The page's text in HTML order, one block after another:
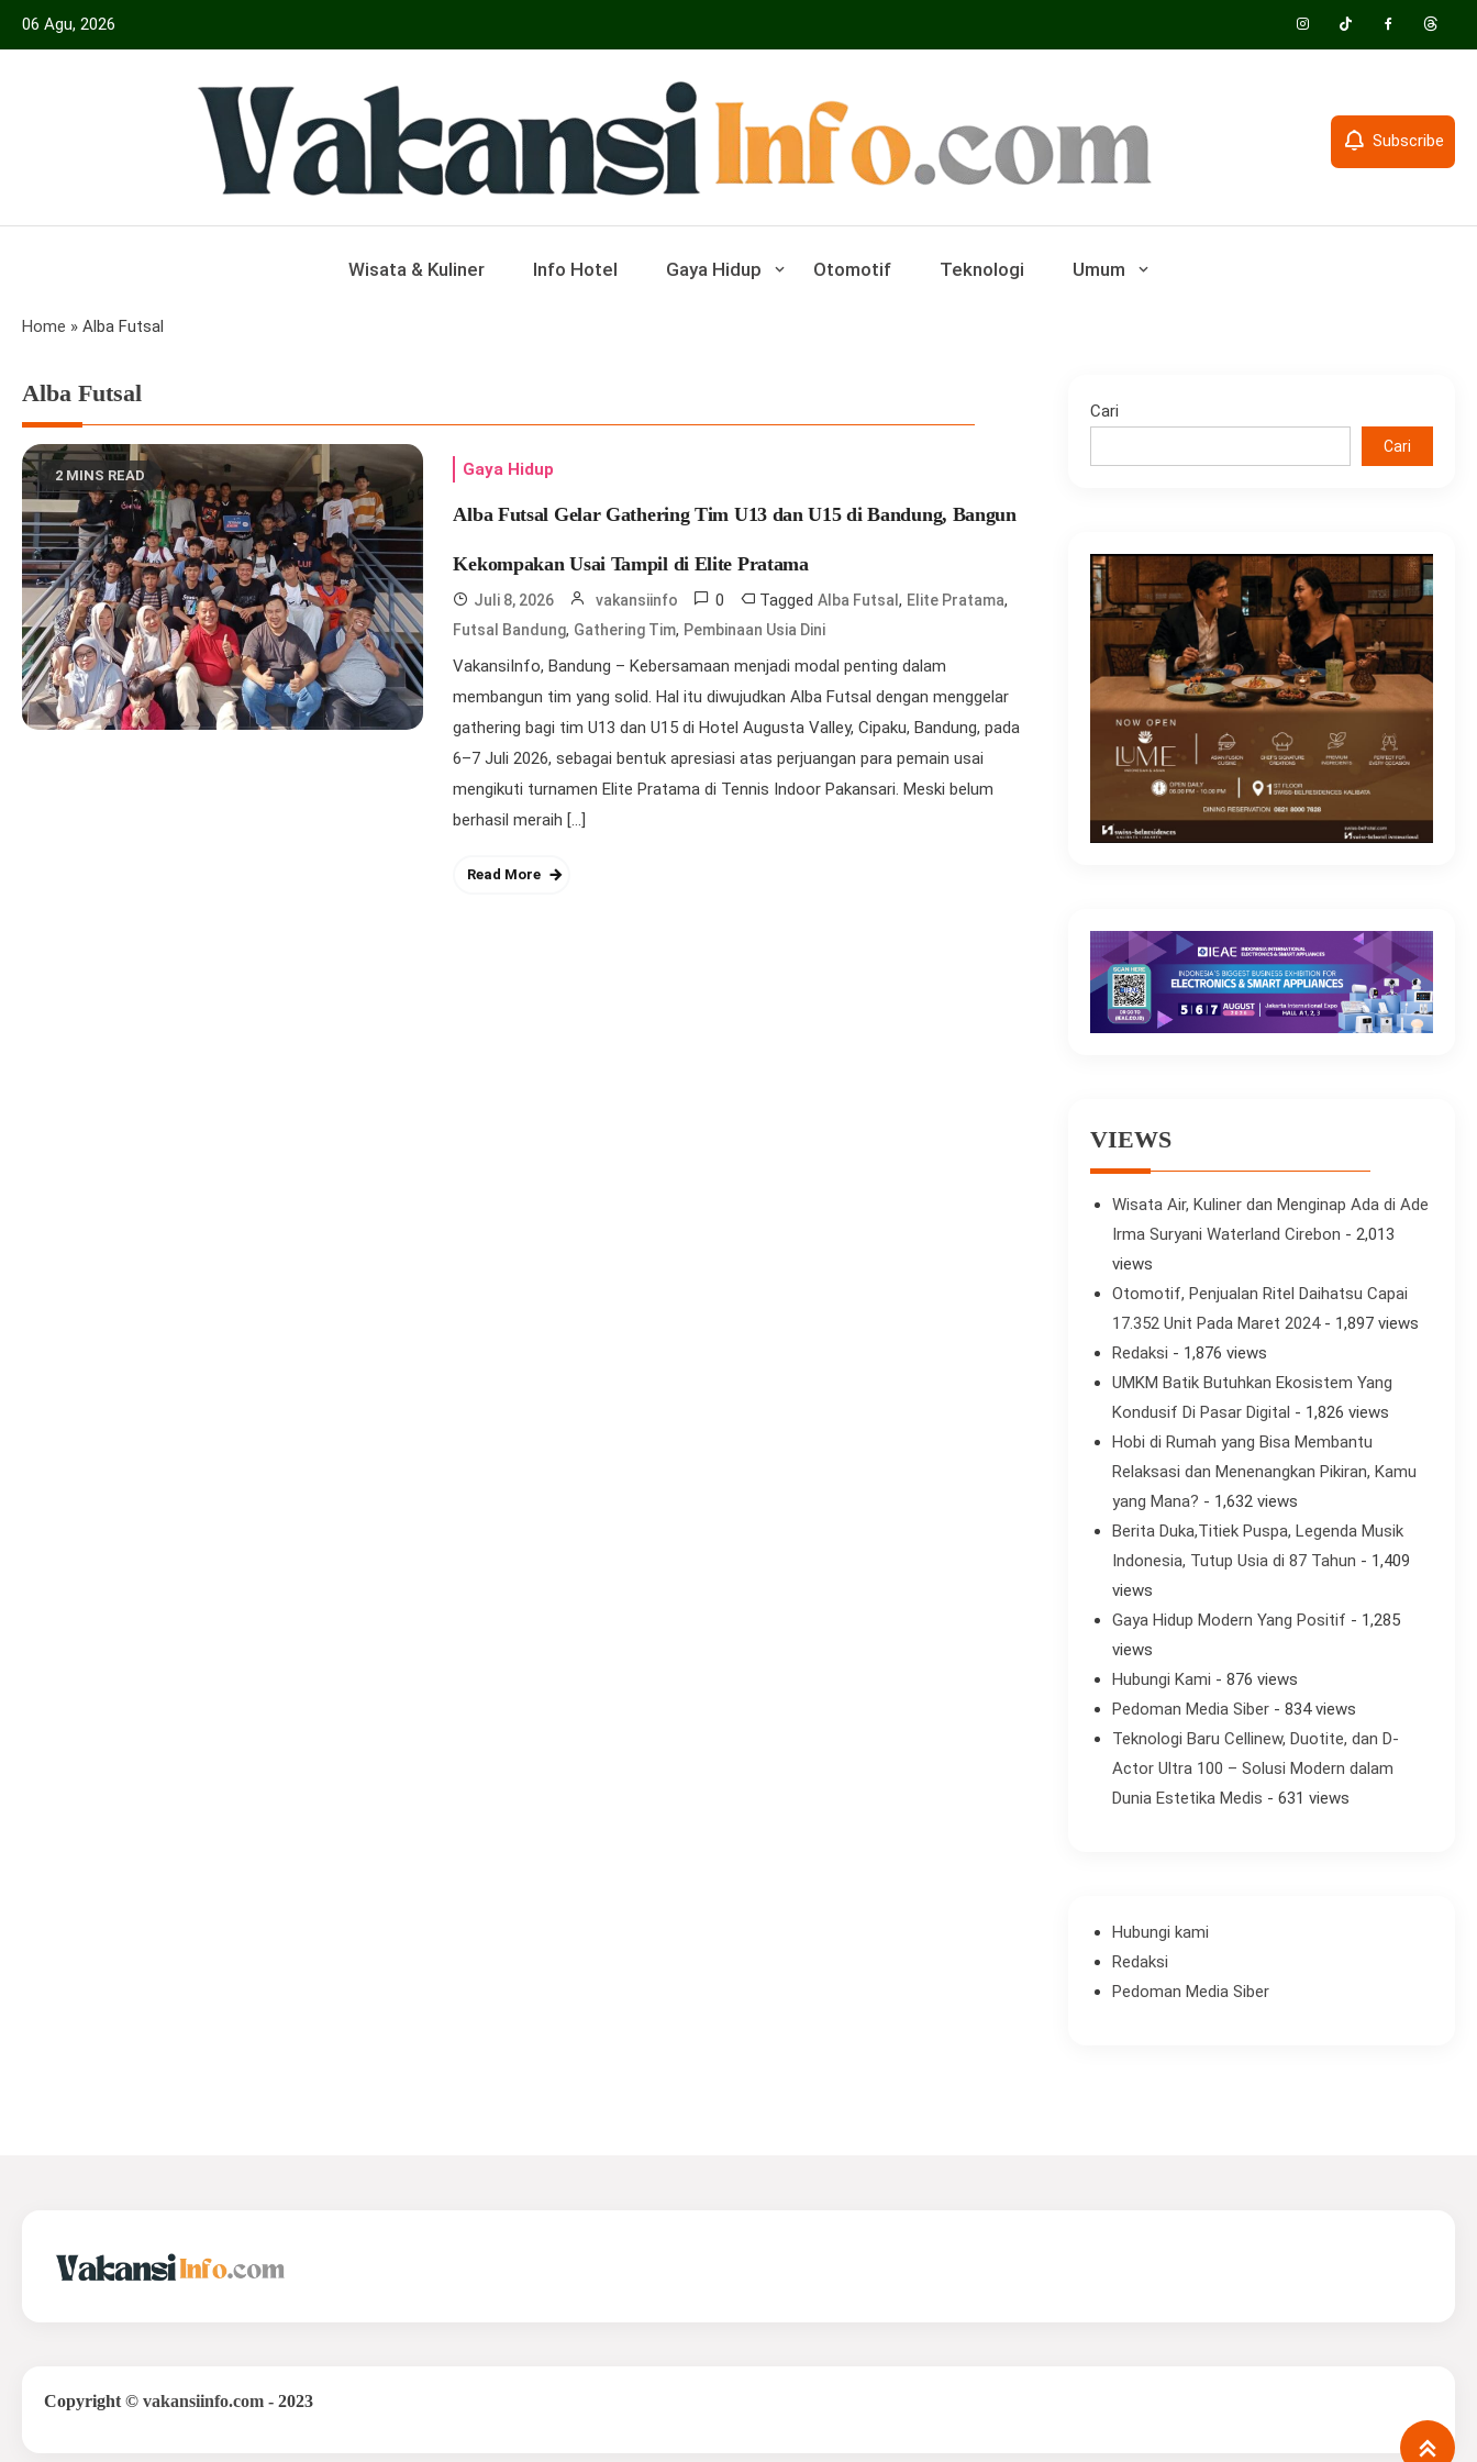
Skip
06 Agu, 2026
Vakansiinfo
Subscribe
Wisata & Kuliner Info Hotel Gaya Hidup Otomotif Teknologi Umum
Home » Alba Futsal
Alba Futsal
2 MINS READ Gaya Hidup
Alba Futsal Gelar Gathering Tim U13 dan U15 di Bandung, Bangun
Kekompakan Usai Tampil di Elite Pratama
Juli 8, 2026 vakansiinfo 0 TaggedAlba Futsal, Elite Pratama,
Futsal Bandung, Gathering Tim, Pembinaan Usia Dini
VakansiInfo, Bandung – Kebersamaan menjadi modal penting dalam
membangun tim yang solid. Hal itu diwujudkan Alba Futsal dengan menggelar
gathering bagi tim U13 dan U15 di Hotel Augusta Valley, Cipaku, Bandung, pada
6–7 Juli 2026, sebagai bentuk apresiasi atas perjuangan para pemain usai
mengikuti turnamen Elite Pratama di Tennis Indoor Pakansari. Meski belum
berhasil meraih […]
Read More
Cari
Cari
VIEWS
Wisata Air, Kuliner dan Menginap Ada di Ade
Irma Suryani Waterland Cirebon - 2,013
views
Otomotif, Penjualan Ritel Daihatsu Capai
17.352 Unit Pada Maret 2024- 1,897 views
Redaksi - 1,876 views
UMKM Batik Butuhkan Ekosistem Yang
Kondusif Di Pasar Digital - 1,826 views
Hobi di Rumah yang Bisa Membantu
Relaksasi dan Menenangkan Pikiran, Kamu
yang Mana? - 1,632 views
Berita Duka,Titiek Puspa, Legenda Musik
Indonesia, Tutup Usia di 87 Tahun - 1,409
views
Gaya Hidup Modern Yang Positif - 1,285
views
Hubungi Kami - 876 views
Pedoman Media Siber- 834 views
Teknologi Baru Cellinew, Duotite, dan D-
Actor Ultra 100 – Solusi Modern dalam
Dunia Estetika Medis - 631 views
Hubungi kami
Redaksi
Pedoman Media Siber
Copyright © vakansiinfo.com - 2023